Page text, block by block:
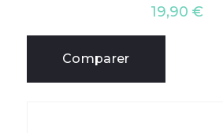
19,90 €
Comparer